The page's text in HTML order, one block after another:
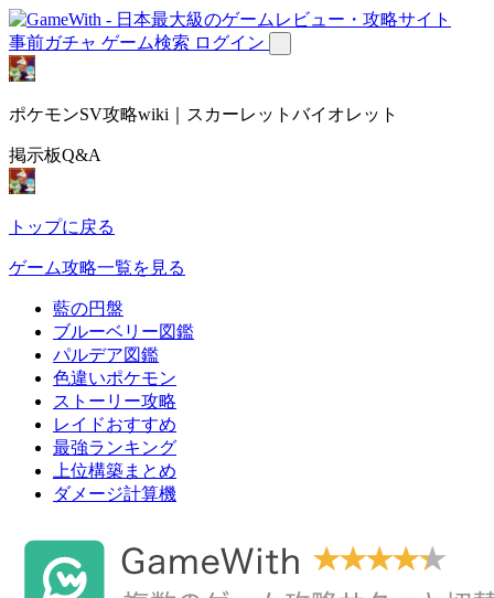
事前ガチャ ゲーム検索 ログイン
ポケモンSV攻略wiki｜スカーレットバイオレット
掲示板Q&A
トップに戻る
ゲーム攻略一覧を見る
藍の円盤
ブルーベリー図鑑
パルデア図鑑
色違いポケモン
ストーリー攻略
レイドおすすめ
最強ランキング
上位構築まとめ
ダメージ計算機